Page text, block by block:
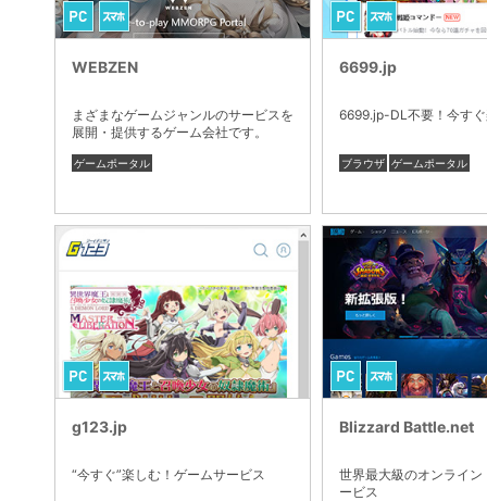
WEBZEN
まざまなゲームジャンルのサービスを
展開・提供するゲーム会社です。
ゲームポータル
6699.jp
6699.jp-DL不要！今す
ブラウザ ゲームポータル
g123.jp
“今すぐ”楽しむ！ゲームサービス
Blizzard Battle.net
世界最大級のオンライン
ービス